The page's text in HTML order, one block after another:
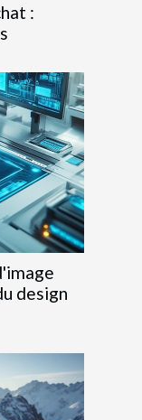
:
design